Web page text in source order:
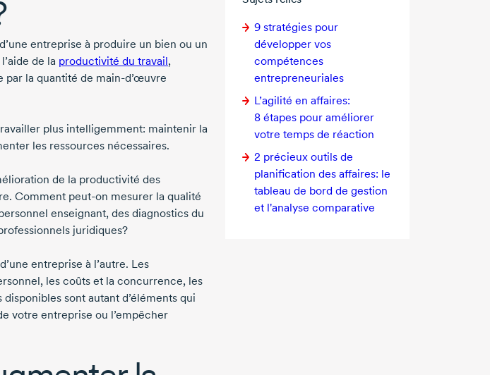
9 stratégiespour
développer vos
compétences
entrepreneuriales
L’agilité en affaires:
8 étapespour améliorer
votre temps de réaction
2 précieuxoutils de
planification des affaires: le
tableau de bord de gestion
et l'analyse comparative
entreprise à produire un bien ou un
de la productivité du travail,
par la quantité de main-d’œuvre
plus intelligemment: maintenir la
les ressources nécessaires.
de la productivité des
Comment peut-on mesurer la qualité
enseignant, des diagnostics du
juridiques?
entreprise à l’autre. Les
les coûts et la concurrence, les
sont autant d’éléments qui
votre entreprise ou l’empêcher